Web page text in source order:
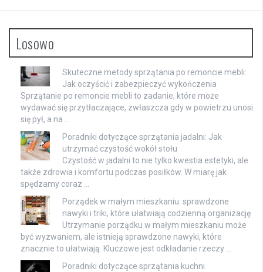
Losowo
Skuteczne metody sprzątania po remoncie mebli:
Jak oczyścić i zabezpieczyć wykończenia
Sprzątanie po remoncie mebli to zadanie, które może
wydawać się przytłaczające, zwłaszcza gdy w powietrzu unosi
się pył, a na …
Poradniki dotyczące sprzątania jadalni: Jak
utrzymać czystość wokół stołu
Czystość w jadalni to nie tylko kwestia estetyki, ale
także zdrowia i komfortu podczas posiłków. W miarę jak
spędzamy coraz …
Porządek w małym mieszkaniu: sprawdzone
nawyki i triki, które ułatwiają codzienną organizację
Utrzymanie porządku w małym mieszkaniu może
być wyzwaniem, ale istnieją sprawdzone nawyki, które
znacznie to ułatwiają. Kluczowe jest odkładanie rzeczy …
Poradniki dotyczące sprzątania kuchni